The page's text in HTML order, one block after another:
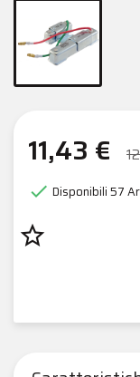
11,43 €
 Disponibili57
star_border